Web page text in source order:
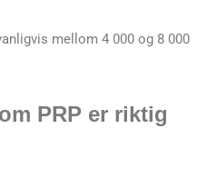
mellom 4 000 og 8 000
PRP er riktig